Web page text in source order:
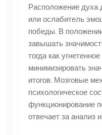
Расположение духа
или ослабитель
победы. В
завышать
тогда как
минимизировать
итогов. Мозговые
психологическое
функционирование
отвечает за анализ